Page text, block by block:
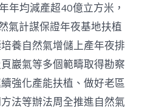
年均減產超40億立方米，
氣計謀保證年夜基地扶植
養自然氣增儲上產年夜排
巖氣等多個範疇取得勘察
強化產能扶植、做好老區
法等辦法周全推進自然氣